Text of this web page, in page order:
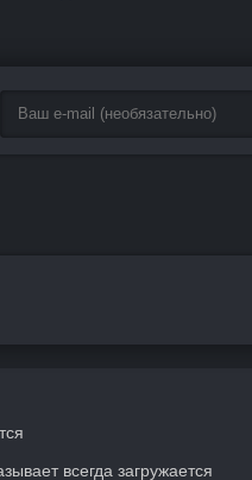
всегда загружается